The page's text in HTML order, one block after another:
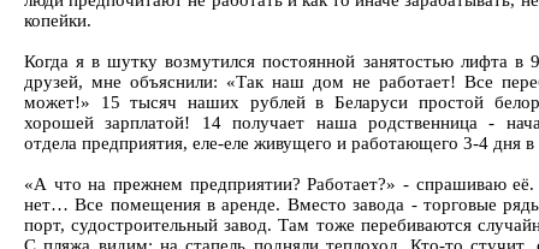
копейки.
Когда я в шутку возмутился постоянной занятостью лифта в
друзей, мне объяснили: «Так наш дом не работает! Все
может!» 15 тысяч наших рублей в Беларуси простой
хорошей зарплатой! 14 получает наша родственница -
отдела предприятия, еле-еле живущего и работающего 3-4 дня
«А что на прежнем предприятии? Работает?» - спрашиваю
нет… Все помещения в аренде. Вместо завода - торговые
порт, судостроительный завод. Там тоже перебиваются